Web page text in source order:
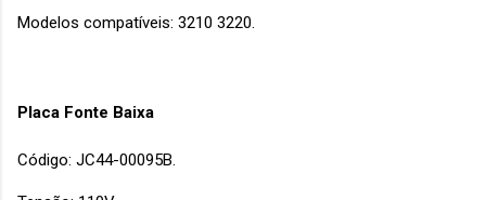
Modelos compatíveis: 3210 3220.
Placa Fonte Baixa
Código: JC44-00095B.